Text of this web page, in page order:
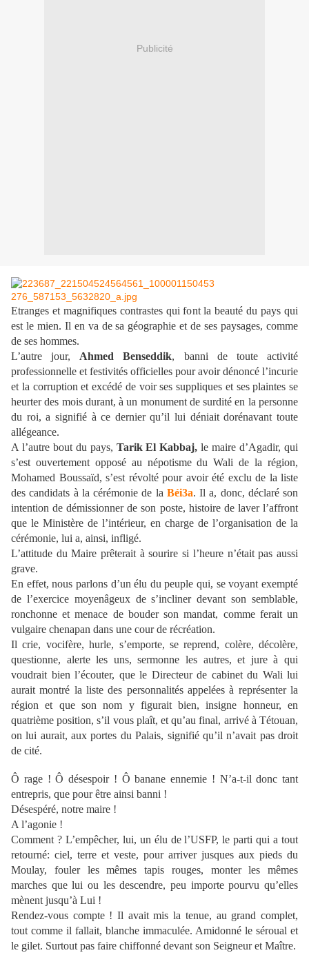
Publicité
Etranges et magnifiques contrastes qui font la beauté du pays qui
est le mien. Il en va de sa géographie et de ses paysages, comme
de ses hommes.
L’autre jour, Ahmed Benseddik, banni de toute activité
professionnelle et festivités officielles pour avoir dénoncé l’incurie
et la corruption et excédé de voir ses suppliques et ses plaintes se
heurter des mois durant, à un monument de surdité en la personne
du roi, a signifié à ce dernier qu’il lui déniait dorénavant toute
allégeance.
A l’autre bout du pays, Tarik El Kabbaj, le maire d’Agadir, qui
s’est ouvertement opposé au népotisme du Wali de la région,
Mohamed Boussaïd, s’est révolté pour avoir été exclu de la liste
des candidats à la cérémonie de la Béi3a. Il a, donc, déclaré son
intention de démissionner de son poste, histoire de laver l’affront
que le Ministère de l’intérieur, en charge de l’organisation de la
cérémonie, lui a, ainsi, infligé.
L’attitude du Maire prêterait à sourire si l’heure n’était pas aussi
grave.
En effet, nous parlons d’un élu du peuple qui, se voyant exempté
de l’exercice moyenâgeux de s’incliner devant son semblable,
ronchonne et menace de bouder son mandat, comme ferait un
vulgaire chenapan dans une cour de récréation.
Il crie, vocifère, hurle, s’emporte, se reprend, colère, décolère,
questionne, alerte les uns, sermonne les autres, et jure à qui
voudrait bien l’écouter, que le Directeur de cabinet du Wali lui
aurait montré la liste des personnalités appelées à représenter la
région et que son nom y figurait bien, insigne honneur, en
quatrième position, s’il vous plaît, et qu’au final, arrivé à Tétouan,
on lui aurait, aux portes du Palais, signifié qu’il n’avait pas droit
de cité.
Ô rage ! Ô désespoir ! Ô banane ennemie ! N’a-t-il donc tant
entrepris, que pour être ainsi banni !
Désespéré, notre maire !
A l’agonie !
Comment ? L’empêcher, lui, un élu de l’USFP, le parti qui a tout
retourné: ciel, terre et veste, pour arriver jusques aux pieds du
Moulay, fouler les mêmes tapis rouges, monter les mêmes
marches que lui ou les descendre, peu importe pourvu qu’elles
mènent jusqu’à Lui !
Rendez-vous compte ! Il avait mis la tenue, au grand complet,
tout comme il fallait, blanche immaculée. Amidonné le séroual et
le gilet. Surtout pas faire chiffonné devant son Seigneur et Maître.